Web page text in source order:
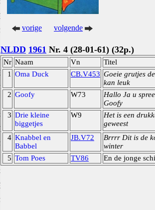
vorige volgende
NLDD 1961 Nr. 4 (28-01-61) (32p.)
Nr Naam Vn
Titel
1
Oma Duck CB.V453 Goeie grutjes
kan leuk
2 Goofy W73
Hallo Ja u
Goofy
3 Drie kleine
biggetjes
W9
Het is een
geweest
4 Knabbel en
Babbel
JB.V72
Brrrr Dit is de
winter
5 Tom Poes TV86 En de jonge